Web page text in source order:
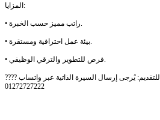
المزايا:
???? للتقديم: يُرجى إرسال السيرة الذاتية عبر واتساب
01272727222